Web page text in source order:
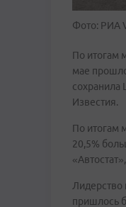
Фото: РИА
По итогам
мае
сохранила
Известия.
По итогам
20,5%
пришлось